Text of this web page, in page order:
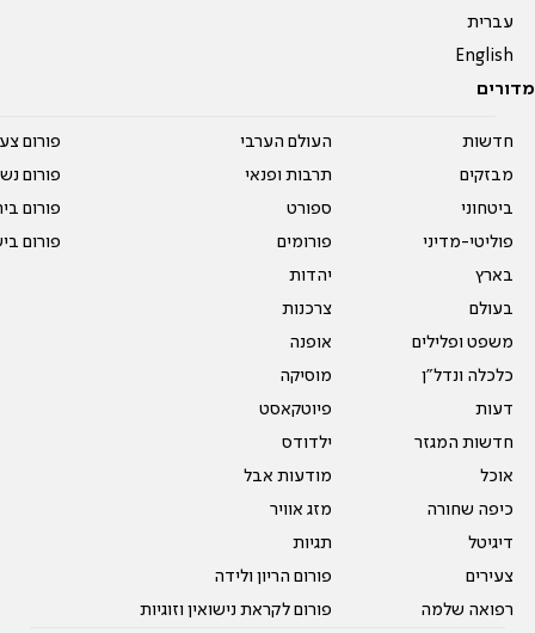
עברית
English
מדורים
חדשות
מבזקים
ביטחוני
פוליטי-מדיני
בארץ
בעולם
משפט ופלילים
כלכלה ונדל"ן
דעות
חדשות המגזר
אוכל
כיפה שחורה
דיגיטל
צעירים
רפואה שלמה
העולם הערבי
תרבות ופנאי
ספורט
פורומים
יהדות
צרכנות
אופנה
מוסיקה
פיוטקאסט
ילדודס
מודעות אבל
מזג אוויר
תגיות
פורום הריון ולידה
פורום לקראת נישואין וזוגיות
פורום
פורום
פורום
פורום